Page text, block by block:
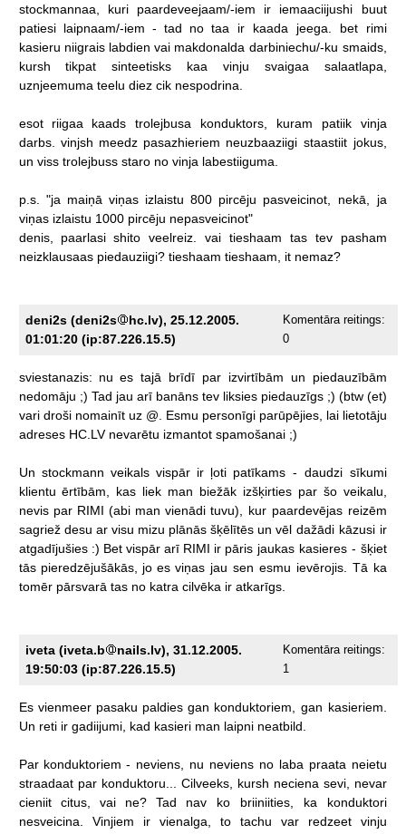
stockmannaa,
kuri paardeveejaam/-iem ir iemaaciijushi
buut
patiesi laipnaam/-iem - tad no taa ir kaada jeega. bet
rimi
kasieru niigrais labdien vai makdonalda darbiniechu/-ku smaids,
kursh
tikpat sinteetisks kaa vinju svaigaa
salaatlapa,
uznjeemuma teelu diez cik nespodrina.
esot riigaa kaads trolejbusa konduktors, kuram patiik
vinja
darbs.
vinjsh meedz pasazhieriem neuzbaaziigi staastiit jokus,
un viss trolejbuss staro no vinja labestiiguma.
p.s. "ja maiņā viņas izlaistu 800 pircēju pasveicinot, nekā,
ja
viņas izlaistu 1000 pircēju nepasveicinot"
denis,
paarlasi shito veelreiz. vai tieshaam tas tev
pasham
neizklausaas piedauziigi? tieshaam tieshaam, it nemaz?
deni2s (deni2s
hc.lv), 25.12.2005.
01:01:20 (ip:87.226.15.5)
Komentāra reitings:
0
sviestanazis: nu es tajā brīdī par izvirtībām un
piedauzībām
nedomāju ;) Tad jau arī banāns tev liksies piedauzīgs ;) (btw (et)
vari droši nomainīt uz @. Esmu personīgi parūpējies, lai lietotāju
adreses HC.LV nevarētu izmantot spamošanai ;)
Un stockmann veikals vispār ir ļoti patīkams - daudzi sīkumi
klientu ērtībām, kas liek man biežāk izšķirties par šo veikalu,
nevis par RIMI (abi man vienādi tuvu), kur paardevējas reizēm
sagriež desu ar visu mizu plānās šķēlītēs un vēl dažādi kāzusi ir
atgadījušies :) Bet vispār arī RIMI ir pāris jaukas kasieres - šķiet
tās pieredzējušākās, jo es viņas jau sen esmu ievērojis. Tā ka
tomēr pārsvarā tas no katra cilvēka ir atkarīgs.
iveta (iveta.b
nails.lv), 31.12.2005.
19:50:03 (ip:87.226.15.5)
Komentāra reitings:
1
Es vienmeer pasaku paldies gan konduktoriem, gan kasieriem.
Un reti ir gadiijumi, kad kasieri man laipni neatbild.
Par konduktoriem - neviens, nu neviens no laba praata neietu
straadaat par konduktoru... Cilveeks, kursh neciena sevi,
nevar
cieniit
citus, vai ne? Tad nav ko briiniities, ka
konduktori
nesveicina.
Vinjiem ir vienalga, to tachu var redzeet
vinju